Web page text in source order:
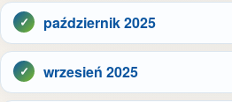
październik 2025
wrzesień 2025